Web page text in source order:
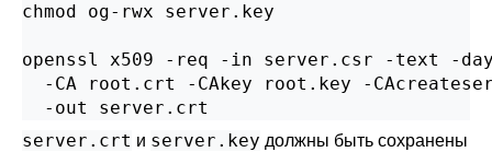
chmod og-rwx server.key
openssl x509 -req -in server.csr -text -
-CA root.crt -CAkey root.key -
  -out server.crt
server.crt и server.key должны быть сохранены